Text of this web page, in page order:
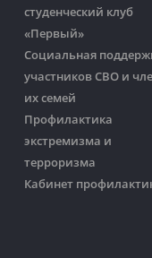
студенческий клуб
«Первый»
Социальная
участников СВО и
их семей
Профилактика
экстремизма и
терроризма
Кабинет